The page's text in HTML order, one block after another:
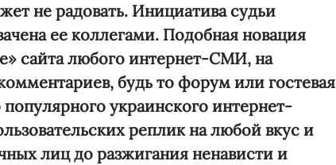
не радовать. Инициатива судьи
ее коллегами. Подобная новация
сайта любого интернет-СМИ, на
будь то форум или гостевая
украинского интернет-
реплик на любой вкус и
лиц до разжигания ненависти и